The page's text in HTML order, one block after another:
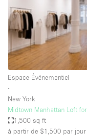
Jardin
Licence Alcool
Lumière du Jour
Mobilier
Parking Privé
Plusieurs Pièces
Presentoir Vitrine
Espace Événementiel
∙
New York
Midtown Manhattan Loft
1,500 sq ft
à partir de $1,500 par jour